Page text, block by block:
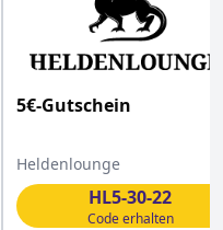
5€-Gutschein
Heldenlounge
HL5-30-22
Code erhalten